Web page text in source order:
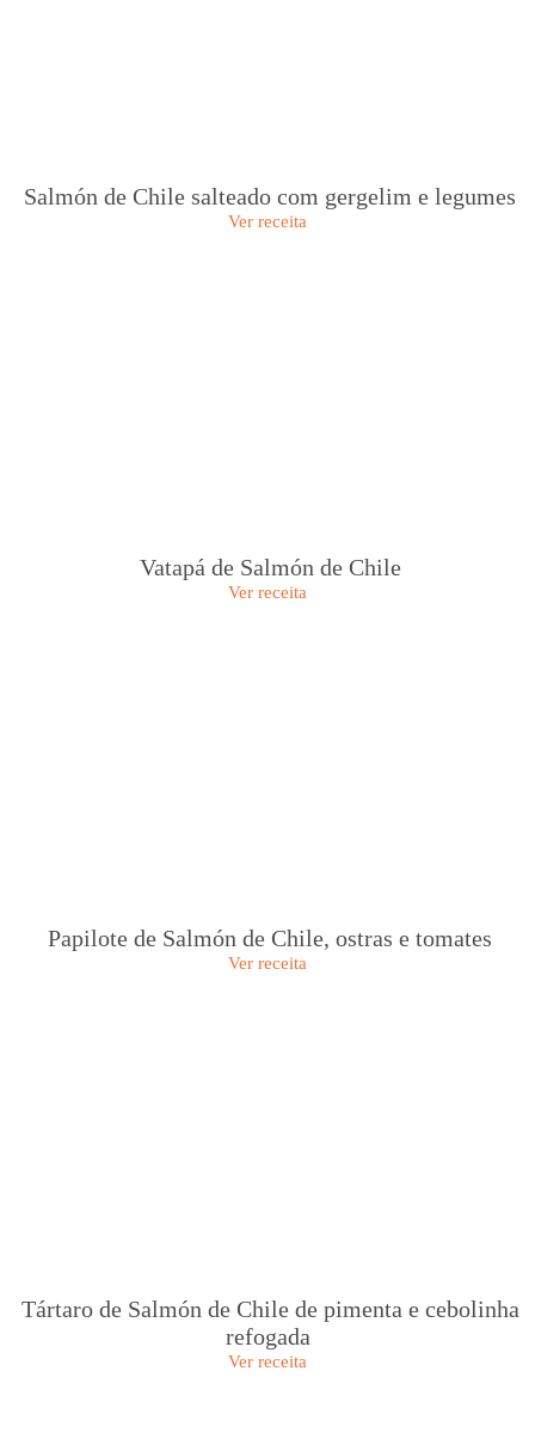
Salmón de Chile salteado com gergelim e legumes
Ver receita
Vatapá de Salmón de Chile
Ver receita
Papilote de Salmón de Chile, ostras e tomates
Ver receita
Tártaro de Salmón de Chile de pimenta e cebolinha
refogada
Ver receita